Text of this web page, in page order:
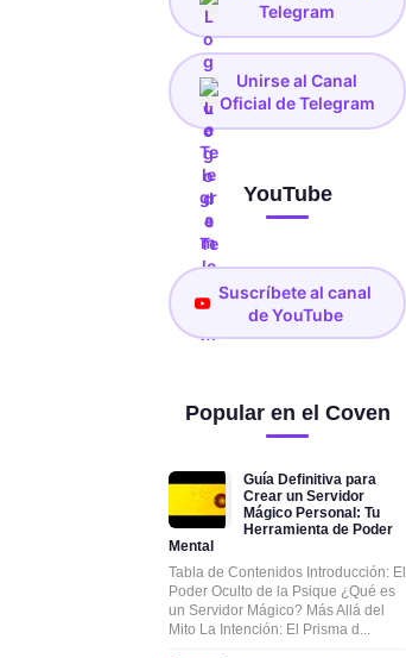
Telegram
Unirse al Canal
Oficial de Telegram
YouTube
Suscríbete al canal
de YouTube
Popular en el Coven
Guía Definitiva para
Crear un Servidor
Mágico Personal: Tu
Herramienta de Poder
Mental
Tabla de Contenidos Introducción: El
Poder Oculto de la Psique ¿Qué es
un Servidor Mágico? Más Allá del
Mito La Intención: El Prisma d...